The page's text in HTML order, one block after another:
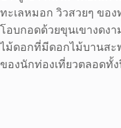
ทะเลหมอก วิวสวยๆ ขอ
โอบกอดด้วยขุนเขางดง
ไม้ดอกที่มีดอกไม้บานสะ
ของนักท่องเที่ยวตลอดทั้ง